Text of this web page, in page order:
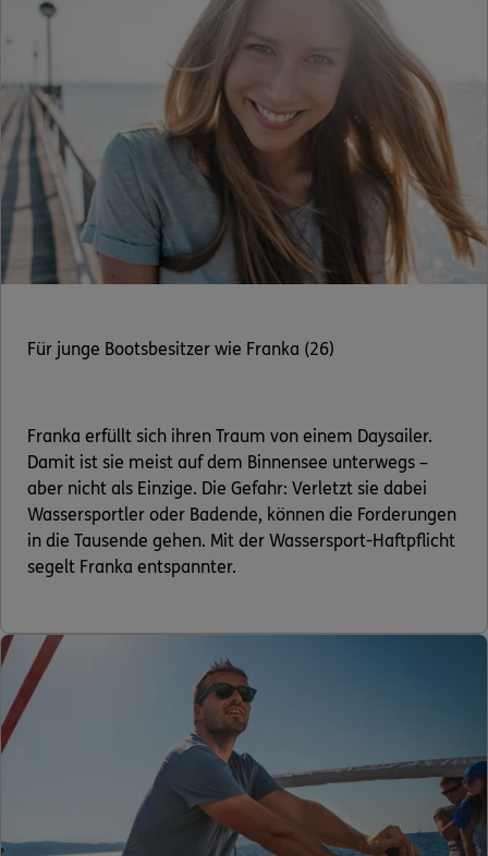
Für junge Bootsbesitzer wie Franka (26)
Franka erfüllt sich ihren Traum von einem Daysailer.
Damit ist sie meist auf dem Binnensee unterwegs –
aber nicht als Einzige. Die Gefahr: Verletzt sie dabei
Wassersportler oder Badende, können die Forderungen
in die Tausende gehen. Mit der Wassersport-Haftpflicht
segelt Franka entspannter.